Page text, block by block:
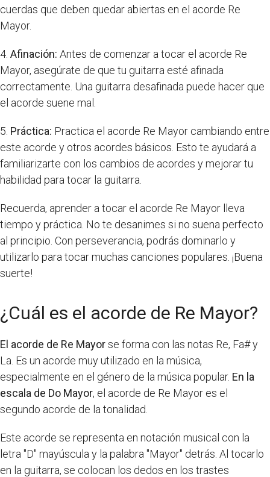
cuerdas que deben quedar abiertas en el acorde Re
Mayor.
4. Afinación: Antes de comenzar a tocar el acorde Re
Mayor, asegúrate de que tu guitarra esté afinada
correctamente. Una guitarra desafinada puede hacer que
el acorde suene mal.
5. Práctica: Practica el acorde Re Mayor cambiando entre
este acorde y otros acordes básicos. Esto te ayudará a
familiarizarte con los cambios de acordes y mejorar tu
habilidad para tocar la guitarra.
Recuerda, aprender a tocar el acorde Re Mayor lleva
tiempo y práctica. No te desanimes si no suena perfecto
al principio. Con perseverancia, podrás dominarlo y
utilizarlo para tocar muchas canciones populares. ¡Buena
suerte!
¿Cuál es el acorde de Re Mayor?
El acorde de Re Mayorse forma con las notas Re, Fa# y
La. Es un acorde muy utilizado en la música,
especialmente en el género de la música popular. En la
escala de Do Mayor, el acorde de Re Mayor es el
segundo acorde de la tonalidad.
Este acorde se representa en notación musical con la
letra "D" mayúscula y la palabra "Mayor" detrás. Al tocarlo
en la guitarra, se colocan los dedos en los trastes